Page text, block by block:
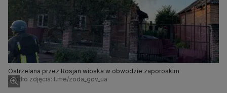
Ostrzelana przez Rosjan wioska w obwodzie zaporoskim
Źródło zdjęcia: t.me/zoda_gov_ua